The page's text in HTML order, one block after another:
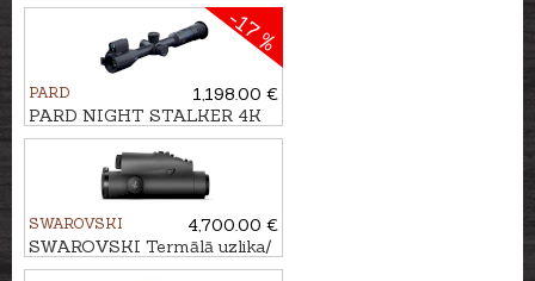
Pantera eX 640
-17 %
PARD
1,198.00 €
PARD NIGHT STALKER 4K
eX - 70/940nm ar tālmēru
SWAROVSKI
4,700.00 €
SWAROVSKI Termālā uzlika/
monoklis TX ENCOUNTER